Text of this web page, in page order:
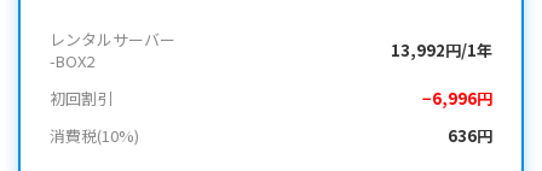
レンタルサーバー
-BOX2
13,992円/1年
初回割引
−6,996円
消費税(10%)
636円